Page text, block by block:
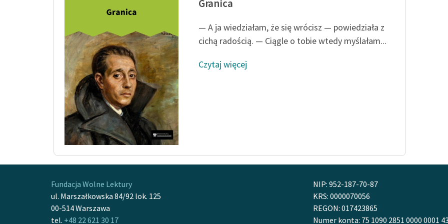
Granica
— A ja wiedziałam, że się wrócisz — powiedziała z
cichą radością. — Ciągle o tobie wtedy myślałam...
Czytaj więcej
Fundacja Wolne Lektury
ul. Marszałkowska 84/92 lok. 125
00-514 Warszawa
tel. +48 22 621 30 17
NIP: 952-187-70-87
KRS: 0000070056
REGON: 017423865
Numer konta: 75 1090 2851 0000 0001